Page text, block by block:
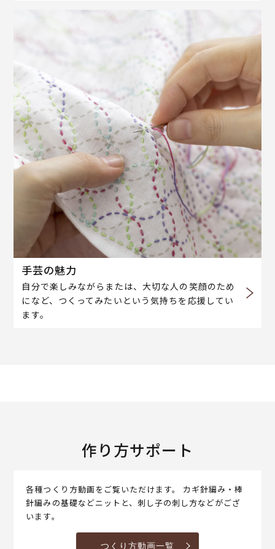
手芸の魅力
自分で楽しみながらまたは、大切な人の笑顔のため
になど、つくってみたいという気持ちを応援してい
ます。
作り方サポート
各種つくり方動画をご覧いただけます。 カギ針編み・棒
針編みの基礎などニットと、刺し子の刺し方などがござ
います。
つくり方動画一覧